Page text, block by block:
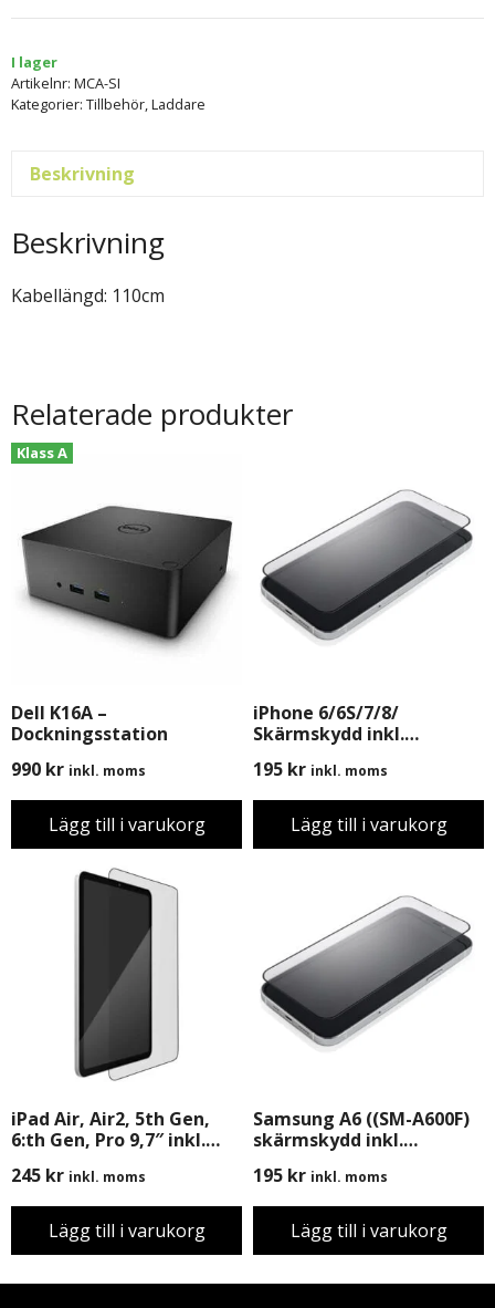
I lager
Artikelnr: MCA-SI
Kategorier: Tillbehör,Laddare
Beskrivning
Beskrivning
Kabellängd: 110cm
Relaterade produkter
Dell K16A –
Dockningsstation
Klass A
990 kr inkl. moms
Lägg till i varukorg
iPhone 6/6S/7/8/
Skärmskydd inkl.
195 kr inkl. moms
Lägg till i varukorg
iPad Air, Air2, 5th Gen,
6:th Gen, Pro 9,7″ inkl.
245 kr inkl. moms
Lägg till i varukorg
Samsung A6 ((SM-A600F)
skärmskydd inkl.
195 kr inkl. moms
Lägg till i varukorg